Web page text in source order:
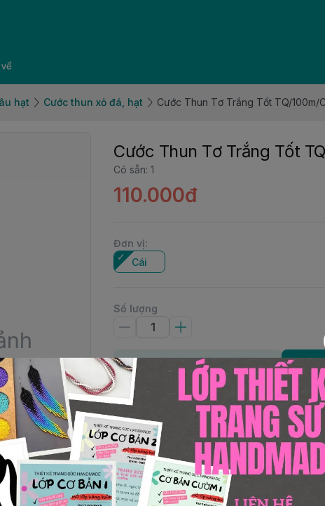
hạt Cước thun xỏ đá, hạt Cước Thun Tơ Trắng Tốt TQ/100m/
Cước Thun Tơ Trắng Tốt
Có sẵn: 1
110.000đ
Đơn vị:
Cái
Số lượng
Thêm giỏ hàng